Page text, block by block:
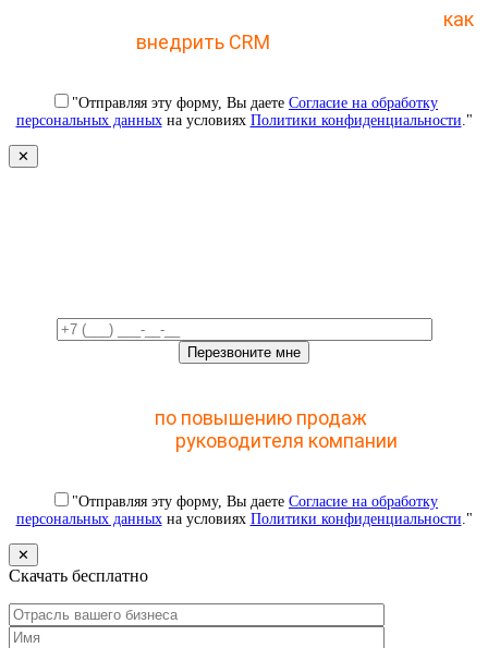
как
внедрить CRM
"Отправляя эту форму, Вы даете Согласие на обработку
персональных данныхна условиях Политики конфиденциальности ."
✕
по повышению продаж
руководителя компании
"Отправляя эту форму, Вы даете Согласие на обработку
персональных данныхна условиях Политики конфиденциальности ."
✕
Скачать бесплатно